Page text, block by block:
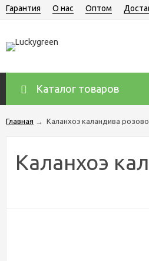
Гарантия О нас Оптом
Каталог товаров
Главная → Каланхоэ каландива
Каланхоэ